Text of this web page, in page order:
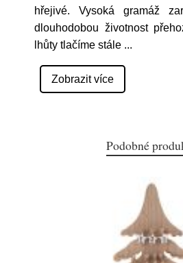
hřejivé. Vysoká gramáž
dlouhodobou životnost
lhůty tlačíme stále ...
Zobrazit více
Podobné